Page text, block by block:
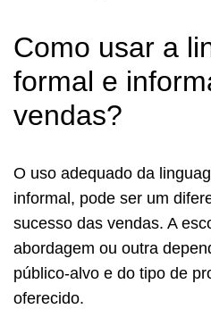
Como usar a
formal e
vendas?
O uso adequado da
informal, pode ser um
sucesso das vendas. A
abordagem ou outra
público-alvo e do tipo de
oferecido.